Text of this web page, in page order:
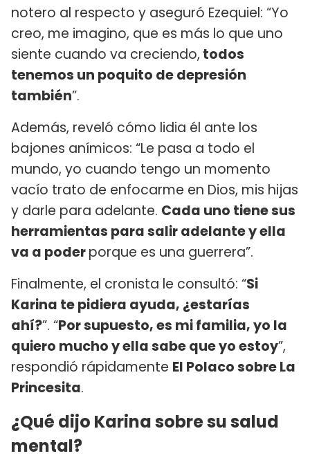
notero al respecto y aseguró Ezequiel: “Yo
creo, me imagino, que es más lo que uno
siente cuando va creciendo, todos
tenemos un poquito de depresión
también”.
Además, reveló cómo lidia él ante los
bajones anímicos: “Le pasa a todo el
mundo, yo cuando tengo un momento
vacío trato de enfocarme en Dios, mis hijas
y darle para adelante. Cada uno tiene sus
herramientas para salir adelante y ella
va a poderporque es una guerrera”.
Finalmente, el cronista le consultó: “Si
Karina te pidiera ayuda, ¿estarías
ahí?”. “Por supuesto, es mi familia, yo la
quiero mucho y ella sabe que yo estoy”,
respondió rápidamente El Polaco sobre La
Princesita.
¿Qué dijo Karina sobre su salud
mental?